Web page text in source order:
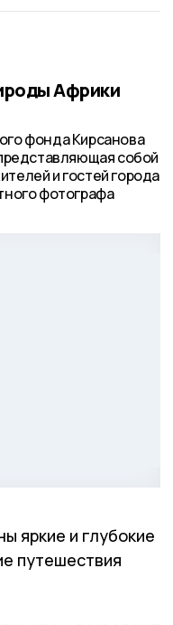
Африки
фонда Кирсанова
собой
и гостей города
фотографа
яркие и глубокие
путешествия